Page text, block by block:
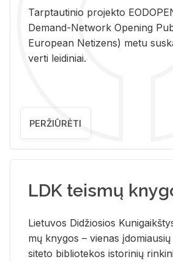
Tarp­tau­ti­nio pro­jek­to
De­mand-Ne­twork Ope­ning
Eu­ro­pe­an Ne­ti­zens) metu
ver­ti lei­di­niai.
PERŽIŪRĖTI
LDK teismų
Lie­tu­vos Di­džio­sios
mų kny­gos – vie­nas
si­te­to bi­b­lio­te­kos is­to­ri­nių